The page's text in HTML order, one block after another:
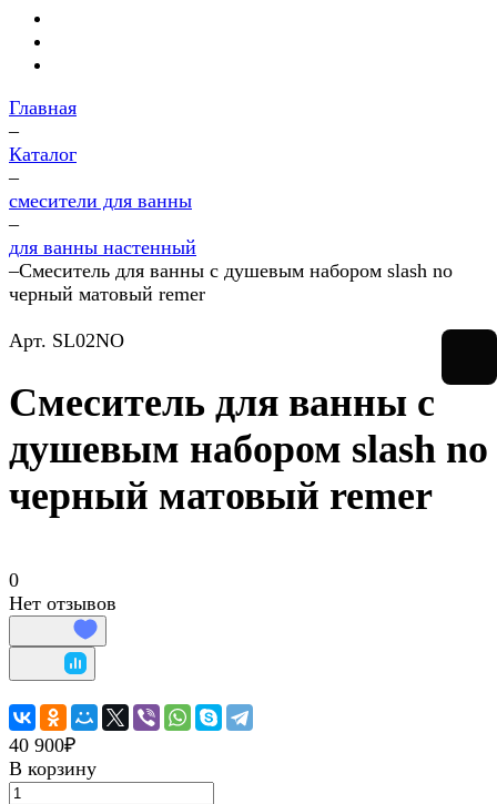
Главная
–
Каталог
–
смесители для ванны
–
для ванны настенный
–Смеситель для ванны с душевым набором slash no
черный матовый remer
Арт. SL02NO
Смеситель для ванны с
душевым набором slash no
черный матовый remer
0
Нет отзывов
40 900₽
В корзину